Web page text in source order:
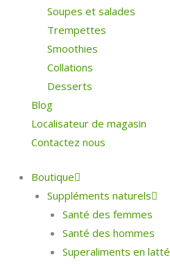
Soupes et salades
Trempettes
Smoothies
Collations
Desserts
Blog
Localisateur de magasin
Contactez nous
Boutique
Suppléments naturels
Santé des femmes
Santé des hommes
Superaliments en latté